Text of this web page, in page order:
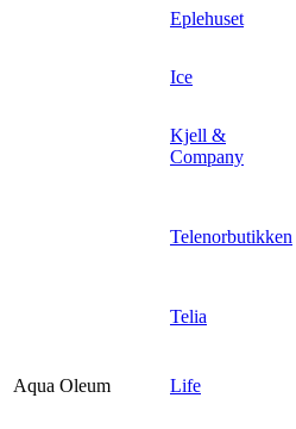
Eplehuset
Ice
Kjell &
Company
Telenorbutikken
Telia
Aqua Oleum Life